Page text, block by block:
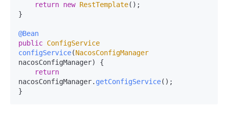
return new RestTemplate();
}
@Bean
public ConfigService
configService(NacosConfigManager
nacosConfigManager) {
return
nacosConfigManager. getConfigService();